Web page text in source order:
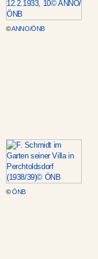
©ANNO/ÖNB
©ÖNB